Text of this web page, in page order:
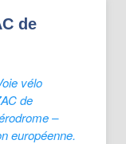
de
vélo
de
–
européenne.